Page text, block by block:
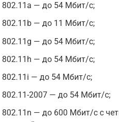
802.11a — до 54 Мбит/с;
802.11b — до 11 Мбит/с;
802.11g — до 54 Мбит/с;
802.11h — до 54 Мбит/с;
802.11i — до 54 Мбит/с;
802.11-2007 — до 54 Мбит/с;
802.11n — до 600 Мбит/с с